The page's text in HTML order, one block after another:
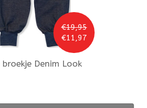
€19,95
€11,97
broekje Denim Look